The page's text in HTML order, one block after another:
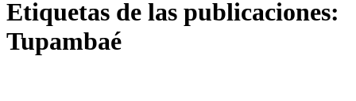
Etiquetas de las publicaciones:
Tupambaé